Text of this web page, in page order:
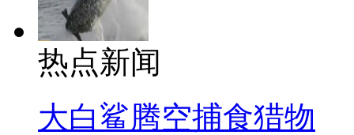
热点新闻
大白鲨腾空捕食猎物